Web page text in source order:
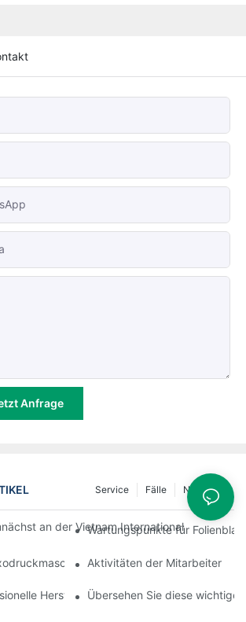
Anfrage
Nachricht
Fälle
Service
an der Vietnam International Plastics &
Wartungspunkte für
und wie funktioniert sie?
Aktivitäten der Mitarbeiter
Hersteller von Folienblasmaschinen?
Übersehen Sie diese